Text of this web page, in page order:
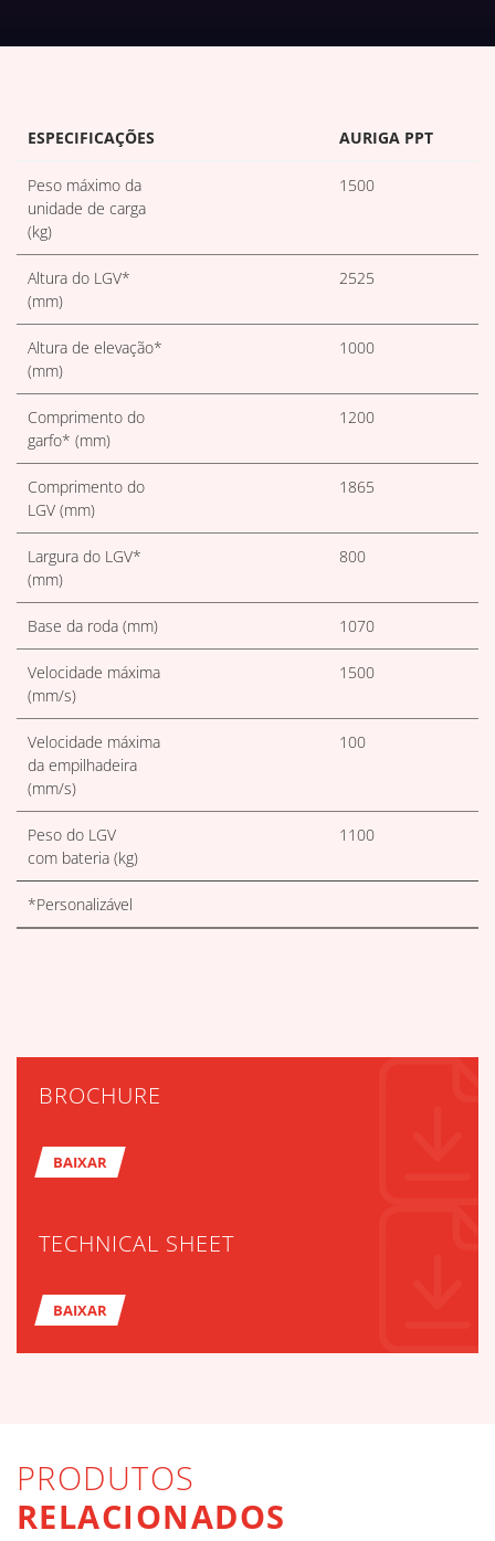
ESPECIFICAÇÕES AURIGA PPT
Peso máximo da
unidade de carga
(kg)
1500
Altura do LGV*
(mm)
2525
Altura de elevação*
(mm)
1000
Comprimento do
garfo* (mm)
1200
Comprimento do
LGV (mm)
1865
Largura do LGV*
(mm)
800
Base da roda (mm) 1070
Velocidade máxima
(mm/s)
1500
Velocidade máxima
da empilhadeira
(mm/s)
100
Peso do LGV
com bateria (kg)
1100
*Personalizável
BROCHURE
BAIXAR
TECHNICAL SHEET
BAIXAR
PRODUTOS
RELACIONADOS